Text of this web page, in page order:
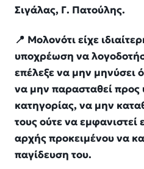
Σιγάλας, Γ. Πατούλης.
📍 Μολονότι είχε
υποχρέωση να
επέλεξε να μην μηνύσει
να μην παρασταθεί προς
κατηγορίας, να μην
τους ούτε να
αρχής προκειμένου να
παγίδευση του.